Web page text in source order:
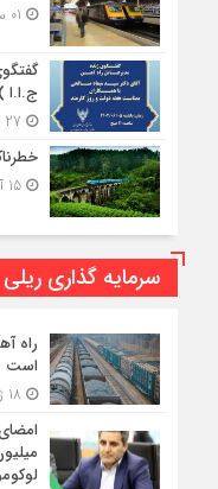
ج.ا.ا
15 آگوست 2023 - 20:13
سرمایه گذاری ریلی
راه
است